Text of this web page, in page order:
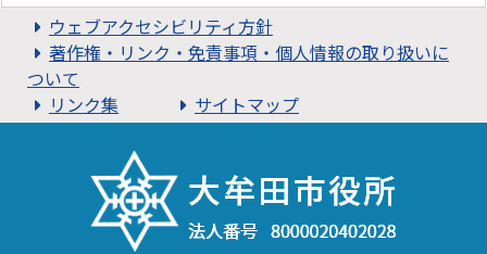
ウェブアクセシビリティ方針
著作権・リンク・免責事項・個人情報の取り扱いに
ついて
リンク集
サイトマップ